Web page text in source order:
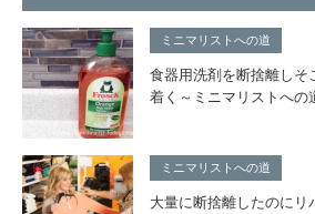
ミニマリストへの道
食器用洗剤を断捨離しそ
着く～ミニマリストへの
ミニマリストへの道
大量に断捨離したのにリ